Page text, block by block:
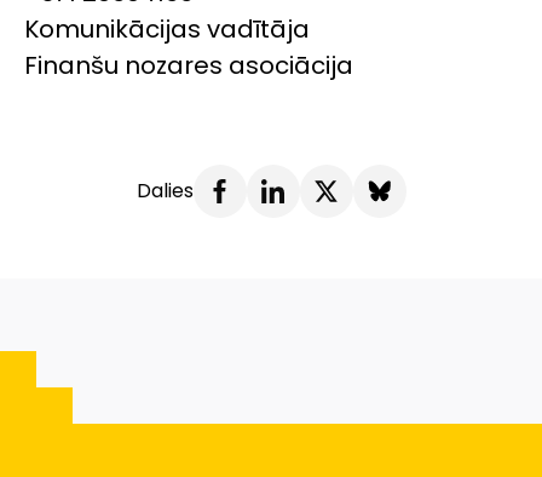
Komunikācijas vadītāja
Finanšu nozares asociācija
Dalies